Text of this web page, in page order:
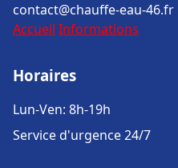
contact@chauffe-eau-46.fr
Accueil Informations
Horaires
Lun-Ven: 8h-19h
Service d'urgence 24/7